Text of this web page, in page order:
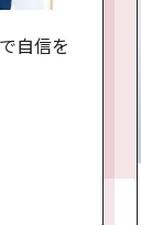
自信を